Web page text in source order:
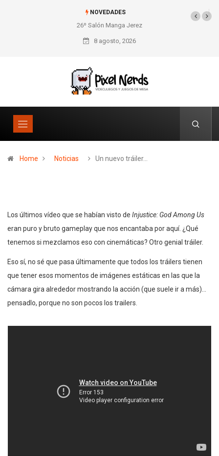
NOVEDADES
26º Salón Manga Jerez SNES Pixel Book para
los amantes de lo retro
8 agosto, 2026
Home Noticias Un nuevo tráiler…
Los últimos vídeo que se habían visto de Injustice: God Among Us
eran puro y bruto gameplay que nos encantaba por aquí. ¿Qué
tenemos si mezclamos eso con cinemáticas? Otro genial tráiler.
Eso sí, no sé que pasa últimamente que todos los tráilers tienen
que tener esos momentos de imágenes estáticas en las que la
cámara gira alrededor mostrando la acción (que suele ir a más)…
pensadlo, porque no son pocos los trailers.